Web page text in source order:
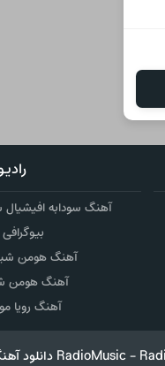
آهنگ سودابه
آهنگ هومن
آهنگ هومن
آهنگ رویا